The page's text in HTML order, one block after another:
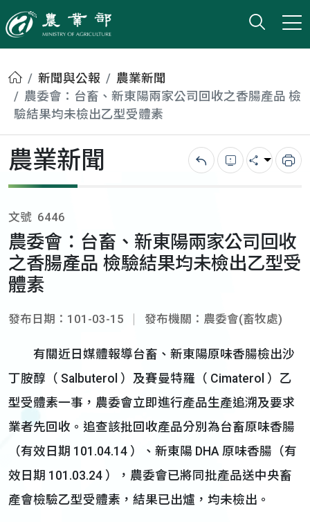
農業部
打開
小版
首頁新聞與公報
農業新聞
農委會：台畜、新東陽兩家公司回收之香腸產品 檢
驗結果均未檢出乙型受體素
農業新聞 回上一頁錯誤回報
分享 列
文號 6446
農委會：台畜、新東陽兩家公司回收
之香腸產品 檢驗結果均未檢出乙型受
體素
發布日期：101-03-15 發布機關：農委會(畜牧處)
有關近日媒體報導台畜、新東陽原味香腸檢出沙
丁胺醇（ Salbuterol ）及賽曼特羅（ Cimaterol ）乙
型受體素一事，農委會立即進行產品生產追溯及要求
業者先回收。追查該批回收產品分別為台畜原味香腸
（有效日期 101.04.14 ）、新東陽 DHA 原味香腸（有
效日期 101.03.24 ），農委會已將同批產品送中央畜
產會檢驗乙型受體素，結果已出爐，均未檢出。